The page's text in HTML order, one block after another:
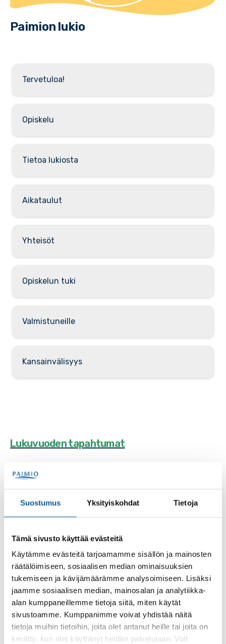
Suostumus Yksityiskohdat Tietoja
Tämä sivusto käyttää evästeitä
Käytämme evästeitä tarjoamamme sisällön ja mainosten
räätälöimiseen, sosiaalisen median ominaisuuksien
tukemiseen ja kävijämäärämme analysoimiseen. Lisäksi
jaamme sosiaalisen median, mainosalan ja analytiikka-
alan kumppaneillemme tietoja siitä, miten käytät
sivustoamme. Kumppanimme voivat yhdistää näitä
tietoja muihin tietoihin, joita olet antanut heille tai joita on
kerätty, kun olet käyttänyt heidän palvelujaan. Voit
Paimion lukio
Tervetuloa!
Opiskelu
Tietoa lukiosta
Aikataulut
Yhteisöt
Opiskelun tuki
Valmistuneille
Kansainvälisyys
Lukuvuoden tapahtumat
Paimion lukio yhteystiedot
5380
Koulusihteeri:
Tanja Haltsonen, puh (02) 474 5382
Osoite:
Sähköyhtiöntie 2
21530 Paimio